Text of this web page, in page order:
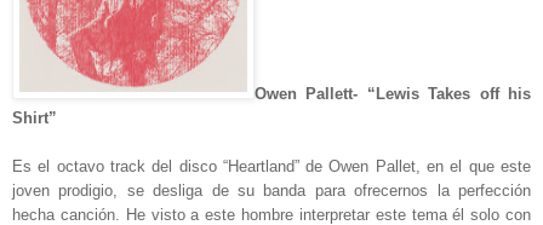
Owen Pallett- “Lewis Takes off his
Shirt”
Es el octavo track del disco “Heartland” de Owen Pallet, en el que este
joven prodigio, se desliga de su banda para ofrecernos la perfección
hecha canción. He visto a este hombre interpretar este tema él solo con